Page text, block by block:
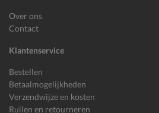
Over ons
Contact
Klantenservice
Bestellen
Betaalmogelijkheden
Verzendwijze en kosten
Ruilen en retourneren